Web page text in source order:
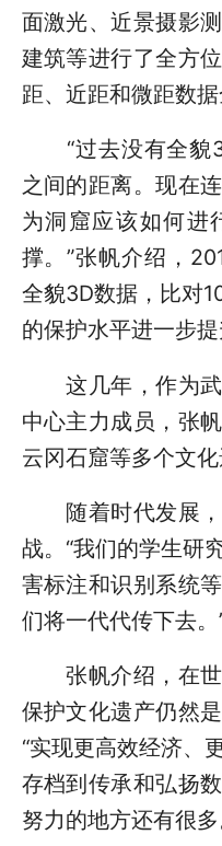
面激光、近景摄影
建筑等进行了全方
距、近距和微距数据
“过去没有全貌
之间的距离。现在
为洞窟应该如何进
撑。”张帆介绍，
全貌3D数据，比对
的保护水平进一步提
这几年，作为武
中心主力成员，张
云冈石窟等多个文化
随着时代发展，
战。“我们的学生研
害标注和识别系统
们将一代代传下去。
张帆介绍，在世
保护文化遗产仍然
“实现更高效经济、
存档到传承和弘扬
努力的地方还有很多